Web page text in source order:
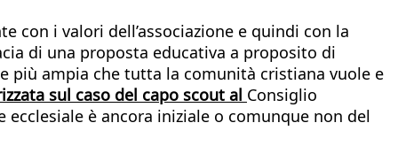
i valori dell’associazione e quindi con la
di una proposta educativa a proposito di
più ampia che tutta la comunità cristiana vuole e
sul caso del capo scout al Consiglio
è ancora iniziale o comunque non del